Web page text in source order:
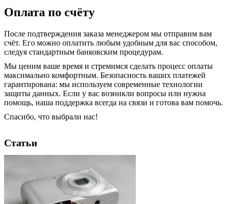
Оплата по счёту
После подтверждения заказа менеджером мы отправим вам
счёт. Его можно оплатить любым удобным для вас способом,
следуя стандартным банковским процедурам.
Мы ценим ваше время и стремимся сделать процесс оплаты
максимально комфортным. Безопасность ваших платежей
гарантирована: мы используем современные технологии
защиты данных. Если у вас возникли вопросы или нужна
помощь, наша поддержка всегда на связи и готова вам помочь.
Спасибо, что выбрали нас!
Статьи